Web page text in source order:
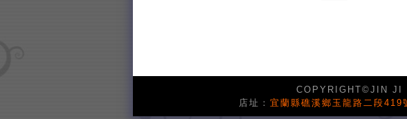
COPYRIGHT©JIN JI
店址： 宜蘭縣礁溪鄉玉龍路二段419